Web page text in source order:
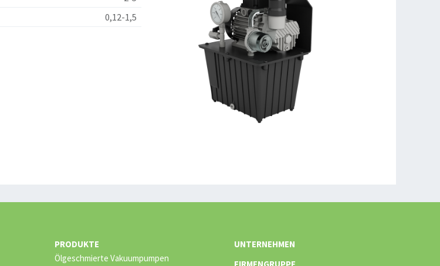
0,12-1,5
PRODUKTE
Ölgeschmierte Vakuumpumpen
UNTERNEHMEN